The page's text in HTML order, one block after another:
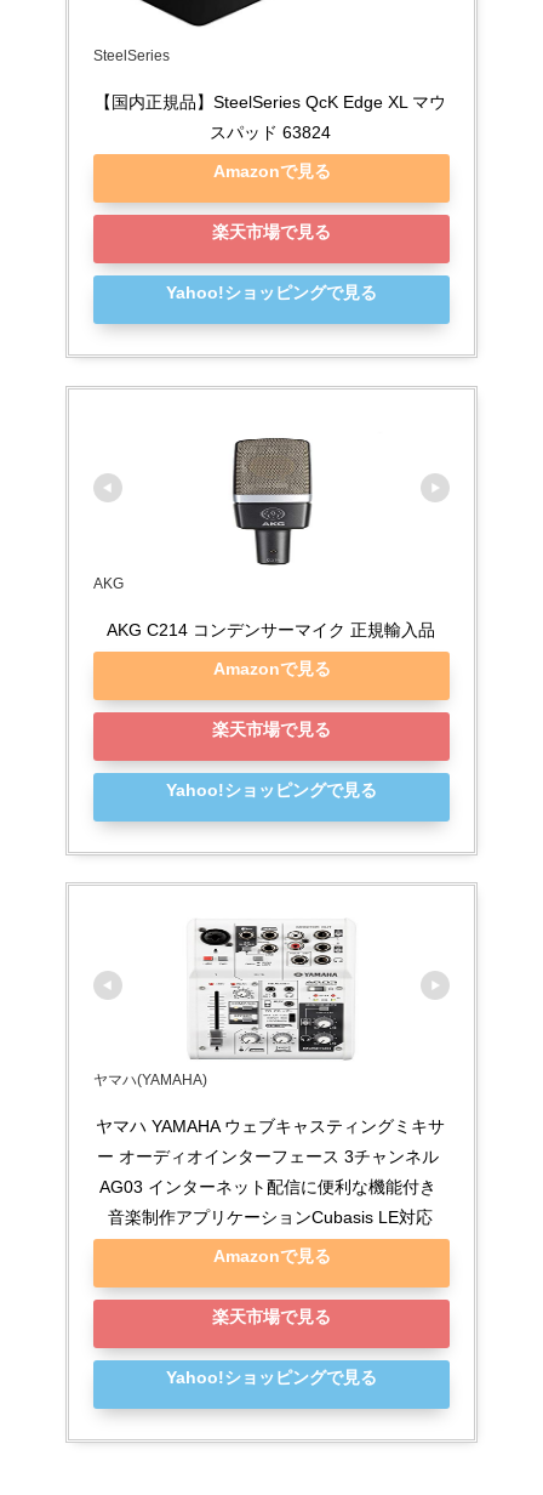
SteelSeries
【国内正規品】SteelSeries QcK Edge XL マウ
スパッド 63824
Amazonで見る
楽天市場で見る
Yahoo!ショッピングで見る
AKG
AKG C214 コンデンサーマイク 正規輸入品
Amazonで見る
楽天市場で見る
Yahoo!ショッピングで見る
ヤマハ(YAMAHA)
ヤマハ YAMAHA ウェブキャスティングミキサ
ー オーディオインターフェース 3チャンネル
AG03 インターネット配信に便利な機能付き
音楽制作アプリケーションCubasis LE対応
Amazonで見る
楽天市場で見る
Yahoo!ショッピングで見る